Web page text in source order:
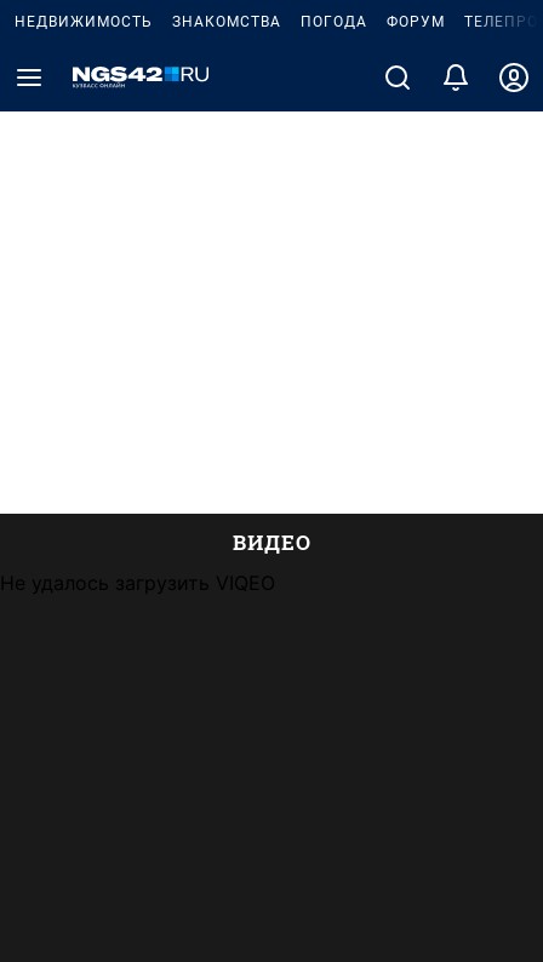
НЕДВИЖИМОСТЬ ЗНАКОМСТВА ПОГОДА ФОРУМ
ВИДЕО
Не удалось загрузить VIQEO